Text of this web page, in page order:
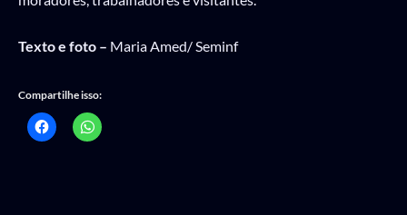
Texto e foto – Maria Amed/ Seminf
Compartilhe isso: